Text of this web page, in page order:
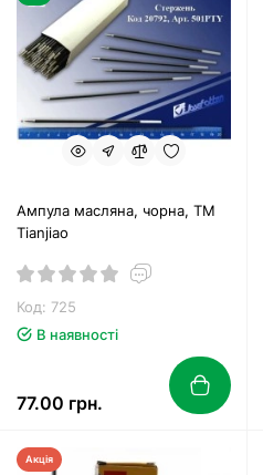
Ампула масляна, чорна, ТМ
Tianjiao
Код: 725
В наявності
77.00 грн.
Акція